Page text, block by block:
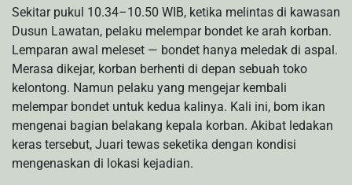
Sekitar pukul 10.34–10.50 WIB, ketika melintas di kawasan
Dusun Lawatan, pelaku melempar bondet ke arah korban.
Lemparan awal meleset — bondet hanya meledak di aspal.
Merasa dikejar, korban berhenti di depan sebuah toko
kelontong. Namun pelaku yang mengejar kembali
melempar bondet untuk kedua kalinya. Kali ini, bom ikan
mengenai bagian belakang kepala korban. Akibat ledakan
keras tersebut, Juari tewas seketika dengan kondisi
mengenaskan di lokasi kejadian.